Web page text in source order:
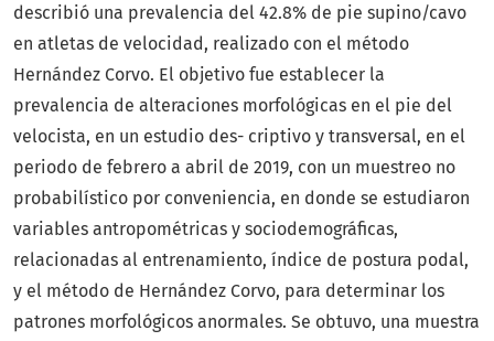
describió una prevalencia del 42.8% de pie supino/cavo
en atletas de velocidad, realizado con el método
Hernández Corvo. El objetivo fue establecer la
prevalencia de alteraciones morfológicas en el pie del
velocista, en un estudio des- criptivo y transversal, en el
periodo de febrero a abril de 2019, con un muestreo no
probabilístico por conveniencia, en donde se estudiaron
variables antropométricas y sociodemográficas,
relacionadas al entrenamiento, índice de postura podal,
y el método de Hernández Corvo, para determinar los
patrones morfológicos anormales. Se obtuvo, una muestra